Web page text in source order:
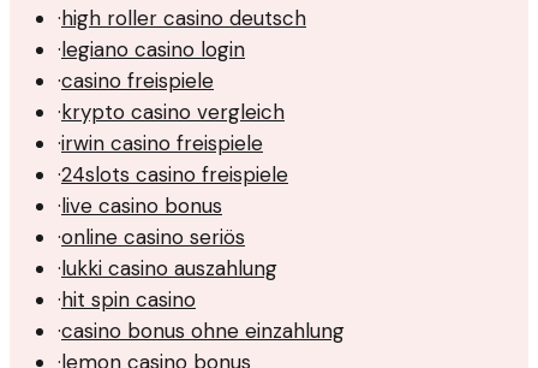
·high roller casino deutsch
·legiano casino login
·casino freispiele
·krypto casino vergleich
·irwin casino freispiele
·24slots casino freispiele
·live casino bonus
·online casino seriös
·lukki casino auszahlung
·hit spin casino
·casino bonus ohne einzahlung
·lemon casino bonus